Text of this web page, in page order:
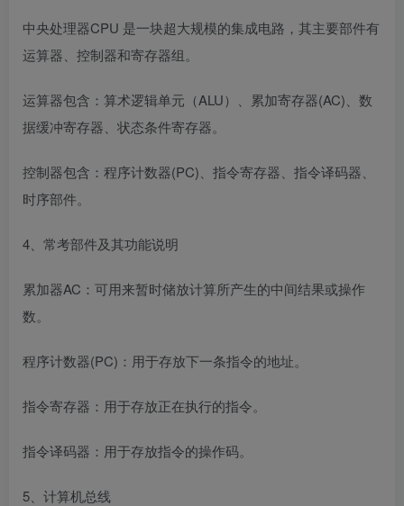
中央处理器CPU 是一块超大规模的集成电路，其主要部件有
运算器、控制器和寄存器组。
运算器包含：算术逻辑单元（ALU）、累加寄存器(AC)、数
据缓冲寄存器、状态条件寄存器。
控制器包含：程序计数器(PC)、指令寄存器、指令译码器、
时序部件。
4、常考部件及其功能说明
累加器AC：可用来暂时储放计算所产生的中间结果或操作
数。
程序计数器(PC)：用于存放下一条指令的地址。
指令寄存器：用于存放正在执行的指令。
指令译码器：用于存放指令的操作码。
5、计算机总线